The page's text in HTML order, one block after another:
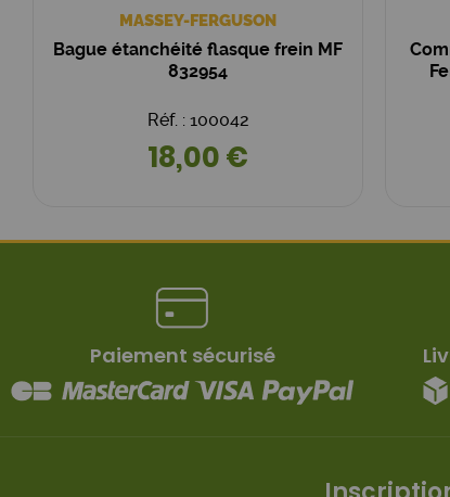
MASSEY-FERGUSON
Bague étanchéité flasque frein MF
832954
Réf. : 100042
18,00 €
Paiement sécurisé